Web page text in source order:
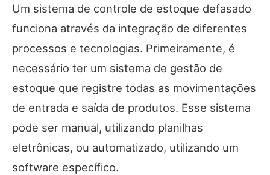
Um sistema de controle de estoque defasado
funciona através da integração de diferentes
processos e tecnologias. Primeiramente, é
necessário ter um sistema de gestão de
estoque que registre todas as movimentações
de entrada e saída de produtos. Esse sistema
pode ser manual, utilizando planilhas
eletrônicas, ou automatizado, utilizando um
software específico.